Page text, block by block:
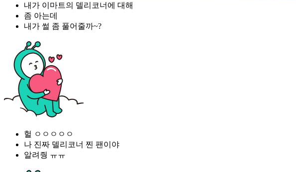
내가 이마트의 델리코너에 대해
좀 아는데
내가 썰 좀 풀어줄까~?
헐 ㅇㅇㅇㅇㅇ
나 진짜 델리코너 찐 팬이야
알려줭 ㅠㅠ